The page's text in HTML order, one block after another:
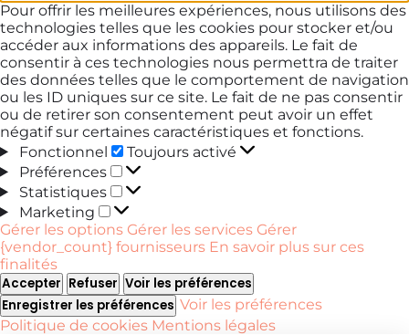
Pour offrir les meilleures expériences, nous utilisons des
technologies telles que les cookies pour stocker et/ou
accéder aux informations des appareils. Le fait de
consentir à ces technologies nous permettra de traiter
des données telles que le comportement de navigation
ou les ID uniques sur ce site. Le fait de ne pas consentir
ou de retirer son consentement peut avoir un effet
négatif sur certaines caractéristiques et fonctions.
Fonctionnel
Fonctionnel
Toujours activé
Préférences
Préférences
Statistiques
Statistiques
Marketing
Marketing
Gérer les options Gérer les services Gérer
{vendor_count} fournisseurs En savoir plus sur ces
finalités
Accepter Refuser Voir les préférences
Enregistrer les préférences Voir les préférences
Politique de cookies Mentions légales